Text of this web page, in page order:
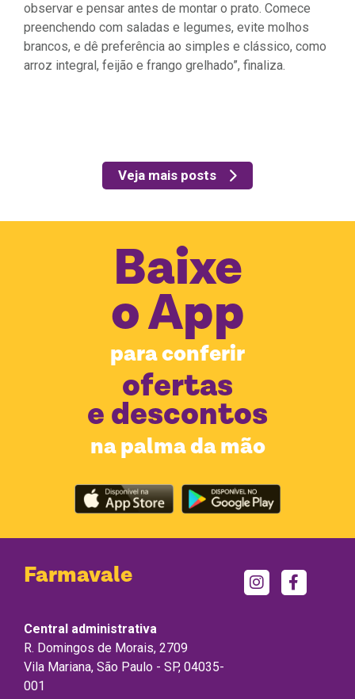
observar e pensar antes de montar o prato. Comece
preenchendo com saladas e legumes, evite molhos
brancos, e dê preferência ao simples e clássico, como
arroz integral, feijão e frango grelhado”, finaliza.
Veja mais posts
Baixe
oApp
para conferir
ofertas
e descontos
na palma da mão
Farmavale
Central administrativa
R. Domingos de Morais, 2709
Vila Mariana, São Paulo - SP, 04035-
001